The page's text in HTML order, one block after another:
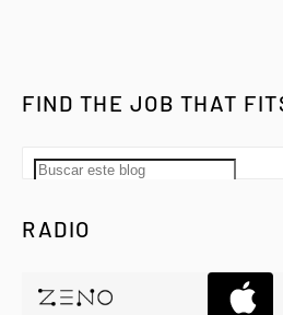
FIND THE JOB THAT
RADIO